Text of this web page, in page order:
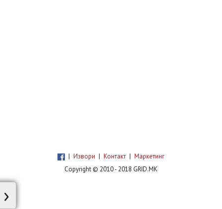
| Извори | Контакт | Маркетинг
Copyright © 2010 - 2018 GRID.MK
›